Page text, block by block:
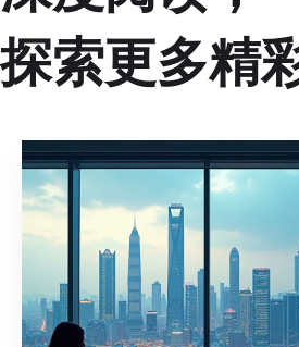
探索更多精